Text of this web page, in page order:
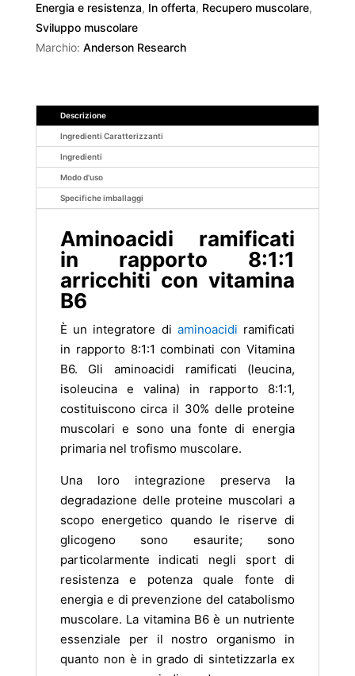
Energia e resistenza, In offerta, Recupero muscolare,
Sviluppo muscolare
Marchio: Anderson Research
Descrizione
Ingredienti Caratterizzanti
Ingredienti
Modo d'uso
Specifiche imballaggi
Aminoacidi ramificati
in rapporto 8:1:1
arricchiti con vitamina
B6
È un integratore di aminoacidi ramificati
in rapporto 8:1:1 combinati con Vitamina
B6. Gli aminoacidi ramificati (leucina,
isoleucina e valina) in rapporto 8:1:1,
costituiscono circa il 30% delle proteine
muscolari e sono una fonte di energia
primaria nel trofismo muscolare.
Una loro integrazione preserva la
degradazione delle proteine muscolari a
scopo energetico quando le riserve di
glicogeno sono esaurite; sono
particolarmente indicati negli sport di
resistenza e potenza quale fonte di
energia e di prevenzione del catabolismo
muscolare. La vitamina B6 è un nutriente
essenziale per il nostro organismo in
quanto non è in grado di sintetizzarla ex